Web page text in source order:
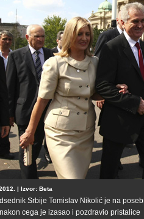
| Izvor: Beta
Srbije Tomislav Nikolić je na
cega je izasao i pozdravio pristalice